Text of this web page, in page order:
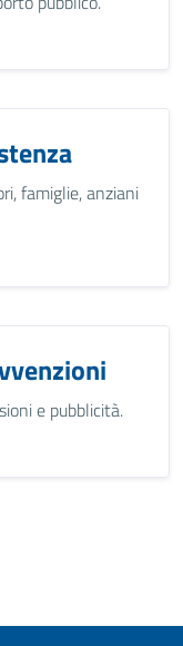
famiglie, anziani
e pubblicità.